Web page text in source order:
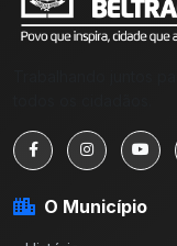
O Município